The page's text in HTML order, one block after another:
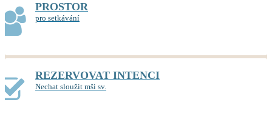
PROSTOR
pro setkávání
REZERVOVAT INTENCI
Nechat sloužit mši sv.